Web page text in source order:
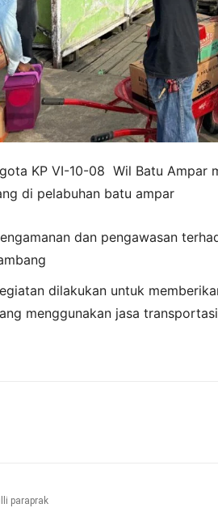
KP VI-10-08 Wil Batu Ampar
di pelabuhan batu ampar
dan pengawasan
dilakukan untuk
menggunakan jasa
paraprak